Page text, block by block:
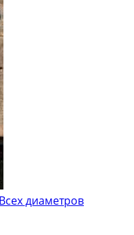
диаметров